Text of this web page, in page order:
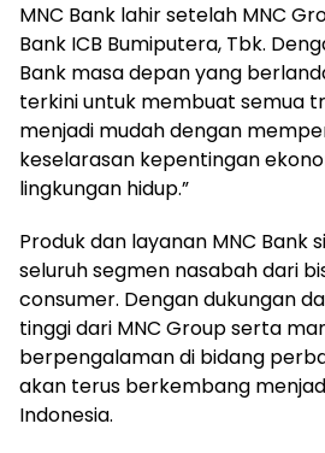
MNC Bank lahir setelah MNC
Bank ICB Bumiputera, Tbk.
Bank masa depan yang
terkini untuk membuat semua
menjadi mudah dengan
keselarasan kepentingan
lingkungan hidup.”
Produk dan layanan MNC Bank
seluruh segmen nasabah dari
consumer. Dengan dukungan
tinggi dari MNC Group serta
berpengalaman di bidang
akan terus berkembang
Indonesia.